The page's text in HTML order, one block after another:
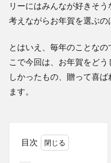
リーにはみんなが好きそ
考えながらお年賀を選ぶの
とはいえ、毎年のことな
こで今回は、お年賀をど
しかったもの、贈って喜
ます。
目次